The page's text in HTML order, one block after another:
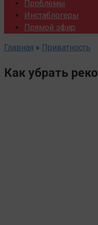
Проблемы
Инстаблогеры
Прямой эфир
Главная » Приватность
Как убрать